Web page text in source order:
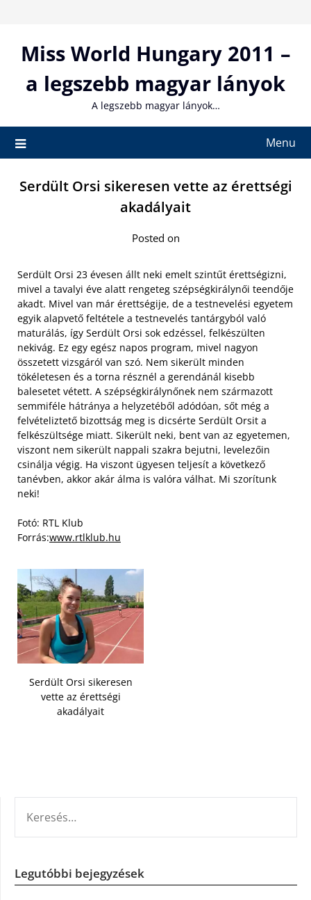
contentMiss World Hungary 2011 –
a legszebb magyar lányok
A legszebb magyar lányok…
Menu
Serdült Orsi sikeresen vette az érettségi
akadályait
Posted on
Serdült Orsi 23 évesen állt neki emelt szintűt érettségizni,
mivel a tavalyi éve alatt rengeteg szépségkirálynői teendője
akadt. Mivel van már érettségije, de a testnevelési egyetem
egyik alapvető feltétele a testnevelés tantárgyból való
maturálás, így Serdült Orsi sok edzéssel, felkészülten
nekivág. Ez egy egész napos program, mivel nagyon
összetett vizsgáról van szó. Nem sikerült minden
tökéletesen és a torna résznél a gerendánál kisebb
balesetet vétett. A szépségkirálynőnek nem származott
semmiféle hátránya a helyzetéből adódóan, sőt még a
felvételiztető bizottság meg is dicsérte Serdült Orsit a
felkészültsége miatt. Sikerült neki, bent van az egyetemen,
viszont nem sikerült nappali szakra bejutni, levelezőin
csinálja végig. Ha viszont ügyesen teljesít a következő
tanévben, akkor akár álma is valóra válhat. Mi szorítunk
neki!
Fotó: RTL Klub
Forrás:www.rtlklub.hu
Serdült Orsi sikeresen
vette az érettségi
akadályait
Legutóbbi bejegyzések